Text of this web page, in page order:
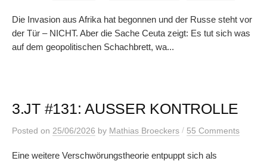
Die Invasion aus Afrika hat begonnen und der Russe steht vor
der Tür – NICHT. Aber die Sache Ceuta zeigt: Es tut sich was
auf dem geopolitischen Schachbrett, wa...
3.JT #131: AUSSER KONTROLLE
Posted on 25/06/2026 by Mathias Broeckers / 55 Comments
Eine weitere Verschwörungstheorie entpuppt sich als